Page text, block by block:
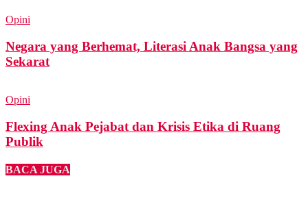
Opini
Negara yang Berhemat, Literasi Anak Bangsa yang
Sekarat
Opini
Flexing Anak Pejabat dan Krisis Etika di Ruang
Publik
BACA JUGA